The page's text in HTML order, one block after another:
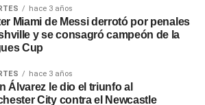
hace 3 años
Miami de Messi derrotó por penales
y se consagró campeón de la
Cup
hace 3 años
Álvarez le dio el triunfo al
City contra el Newcastle